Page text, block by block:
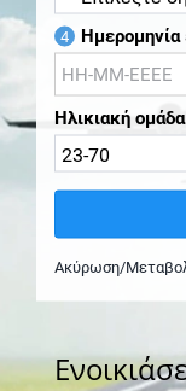
4
Ηλικιακή ομάδα
Ακύρωση/